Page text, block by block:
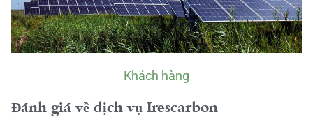
Khách hàng
Đánh giá về dịch vụ Irescarbon